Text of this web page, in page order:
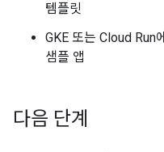
템플릿
GKE 또는 Cloud Run
샘플 앱
다음 단계